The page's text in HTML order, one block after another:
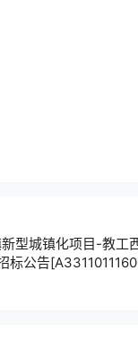
型城镇化项目-教工
标公告